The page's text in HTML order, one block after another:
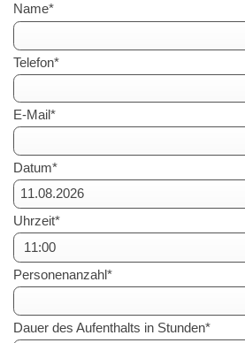
Name*
Telefon*
E-Mail*
Datum*
Uhrzeit*
Personenanzahl*
Dauer des Aufenthalts in Stunden*